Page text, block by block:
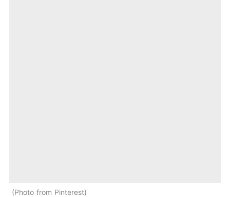
Photo from Pinterest